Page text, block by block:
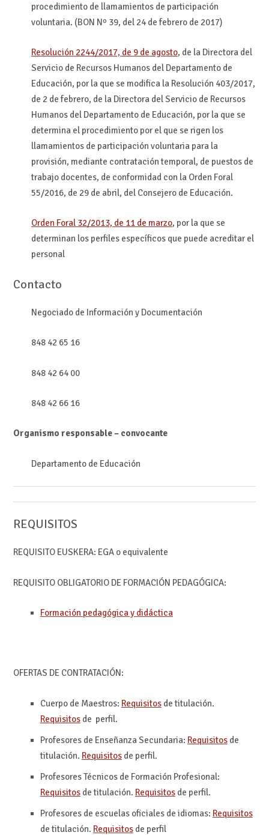
procedimiento de llamamientos de participación
voluntaria. (BON Nº 39, del 24 de febrero de 2017)
Resolución 2244/2017, de 9 de agosto, de la Directora del
Servicio de Recursos Humanos del Departamento de
Educación, por la que se modifica la Resolución 403/2017,
de 2 de febrero, de la Directora del Servicio de Recursos
Humanos del Departamento de Educación, por la que se
determina el procedimiento por el que se rigen los
llamamientos de participación voluntaria para la
provisión, mediante contratación temporal, de puestos de
trabajo docentes, de conformidad con la Orden Foral
55/2016, de 29 de abril, del Consejero de Educación.
Orden Foral 32/2013, de 11 de marzo, por la que se
determinan los perfiles específicos que puede acreditar el
personal
Contacto
Negociado de Información y Documentación
848 42 65 16
848 42 64 00
848 42 66 16
Organismo responsable – convocante
Departamento de Educación
REQUISITOS
REQUISITO EUSKERA: EGA o equivalente
REQUISITO OBLIGATORIO DE FORMACIÓN PEDAGÓGICA:
Formación pedagógica y didáctica
OFERTAS DE CONTRATACIÓN:
Cuerpo de Maestros: Requisitosde titulación.
Requisitosde perfil.
Profesores de Enseñanza Secundaria: Requisitosde
titulación. Requisitosde perfil.
Profesores Técnicos de Formación Profesional:
Requisitosde titulación. Requisitosde perfil.
Profesores de escuelas oficiales de idiomas: Requisitos
de titulación. Requisitosde perfil